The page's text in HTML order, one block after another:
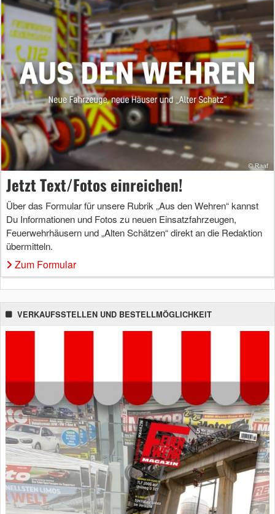
Jetzt Text/Fotos einreichen!
Über das Formular für unsere Rubrik „Aus den Wehren“ kannst
Du Informationen und Fotos zu neuen Einsatzfahrzeugen,
Feuerwehrhäusern und „Alten Schätzen“ direkt an die Redaktion
übermitteln.
Zum Formular
VERKAUFSSTELLEN UND BESTELLMÖGLICHKEIT